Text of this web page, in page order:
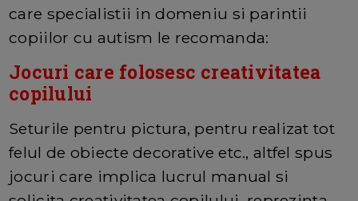
care specialistii in domeniu si parintii
copiilor cu autism le recomanda:
Jocuri care folosesc creativitatea
copilului
Seturile pentru pictura, pentru realizat tot
felul de obiecte decorative etc., altfel spus
jocuri care implica lucrul manual si